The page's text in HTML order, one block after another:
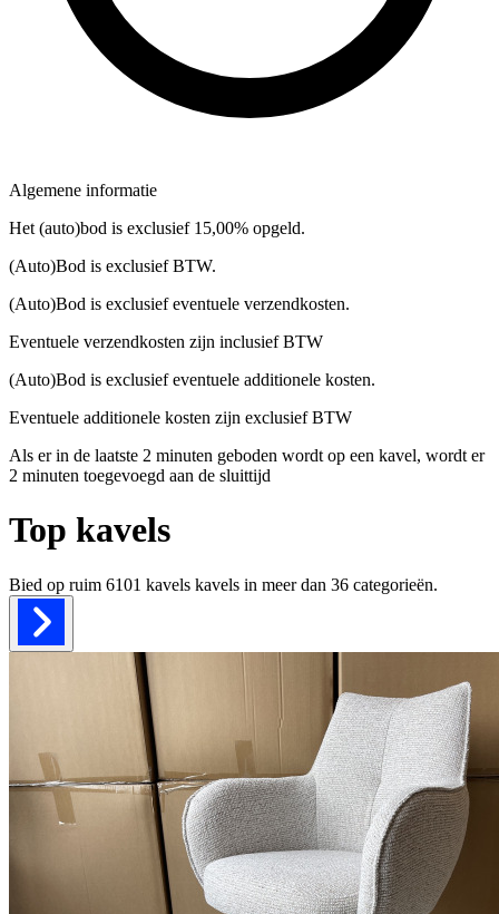
Algemene informatie
Het (auto)bod is exclusief 15,00% opgeld.
(Auto)Bod is exclusief BTW.
(Auto)Bod is exclusief eventuele verzendkosten.
Eventuele verzendkosten zijn inclusief BTW
(Auto)Bod is exclusief eventuele additionele kosten.
Eventuele additionele kosten zijn exclusief BTW
Als er in de laatste 2 minuten geboden wordt op een kavel, wordt er
2 minuten toegevoegd aan de sluittijd
Top kavels
Bied op ruim 6101 kavels kavels in meer dan 36 categorieën.